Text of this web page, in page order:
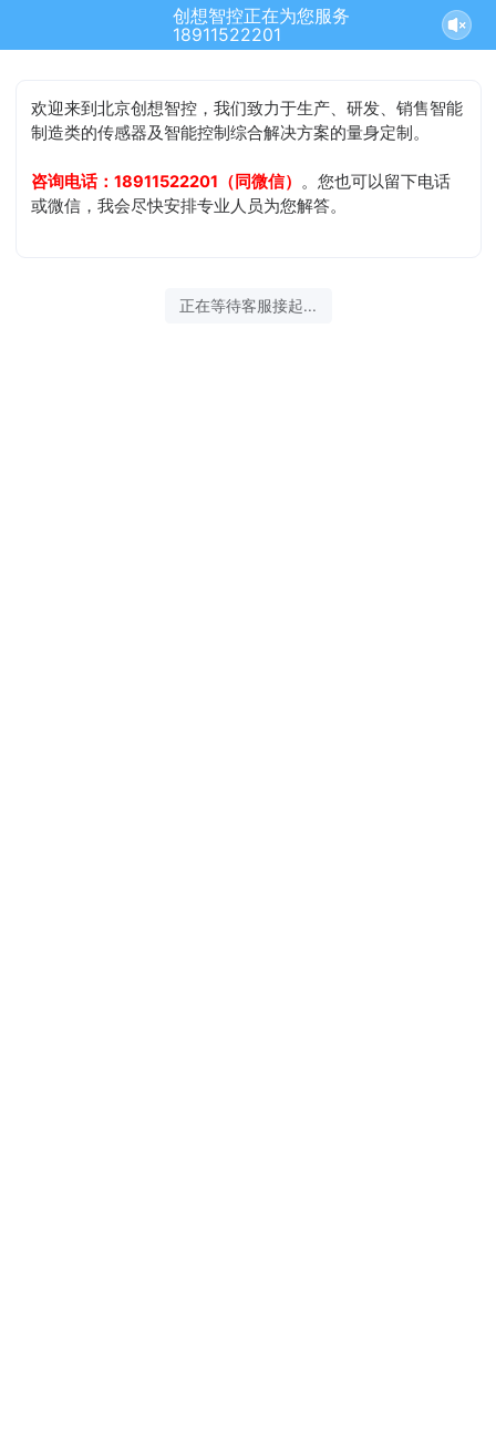
创想智控正在为您服务
18911522201
欢迎来到北京创想智控，我们致力于生产、研发、销售智能
制造类的传感器及智能控制综合解决方案的量身定制。
咨询电话：18911522201（同微信） 。您也可以留下电话
或微信，我会尽快安排专业人员为您解答。
正在等待客服接起...